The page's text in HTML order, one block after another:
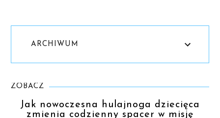
ARCHIWUM
ZOBACZ
Jak nowoczesna hulajnoga dziecięca
zmienia codzienny spacer w misję